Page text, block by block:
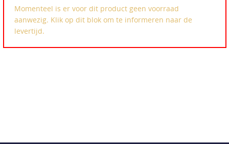
Momenteel is er voor dit product geen voorraad
aanwezig. Klik op dit blok om te informeren naar de
levertijd.